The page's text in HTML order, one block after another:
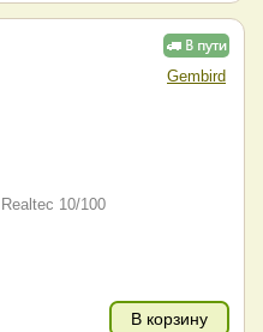
Gembird
10/100
В корзину